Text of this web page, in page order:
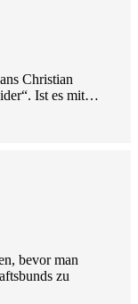
Christian
Ist es mit…
bevor man
zu